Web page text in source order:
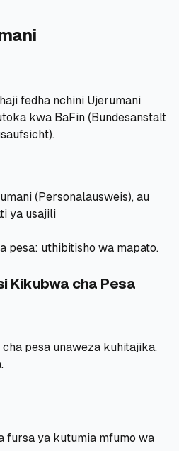
fedha nchini Ujerumani
kwa BaFin (Bundesanstalt
(Personalausweis), au
ya usajili
pesa: uthibitisho wa mapato.
Kikubwa cha Pesa
pesa unaweza kuhitajika.
fursa ya kutumia mfumo wa